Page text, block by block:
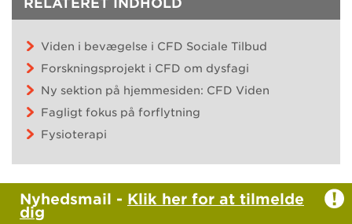
RELATERET INDHOLD
Viden i bevægelse i CFD Sociale Tilbud
Forskningsprojekt i CFD om dysfagi
Ny sektion på hjemmesiden: CFD Viden
Fagligt fokus på forflytning
Fysioterapi
Nyhedsmail - Klik her for at tilmelde
dig